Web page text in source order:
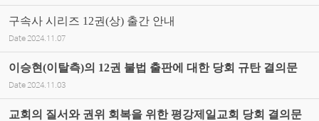
구속사 시리즈 12권(상) 출간 안내
Date 2024.11.07
이승현(이탈측)의 12권 불법 출판에 대한 당회 규탄 결의문
Date 2024.11.03
교회의 질서와 권위 회복을 위한 평강제일교회 당회 결의문